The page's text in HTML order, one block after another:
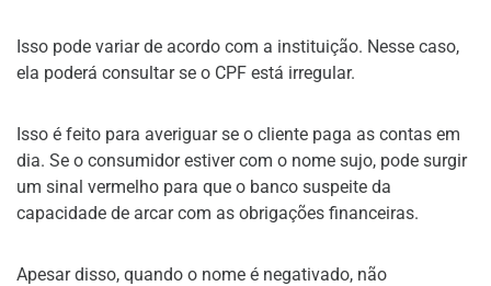
Isso pode variar de acordo com a instituição. Nesse caso,
ela poderá consultar se o CPF está irregular.
Isso é feito para averiguar se o cliente paga as contas em
dia. Se o consumidor estiver com o nome sujo, pode surgir
um sinal vermelho para que o banco suspeite da
capacidade de arcar com as obrigações financeiras.
Apesar disso, quando o nome é negativado, não